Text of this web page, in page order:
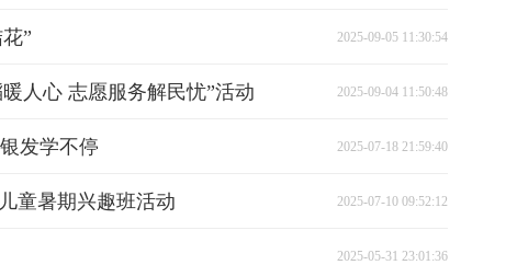
” 2025-09-05 11:30:54
人心 志愿服务解民忧”活动 2025-09-04 11:50:48
发学不停 2025-07-18 21:59:40
童暑期兴趣班活动 2025-07-10 09:52:12
2025-05-31 23:01:36